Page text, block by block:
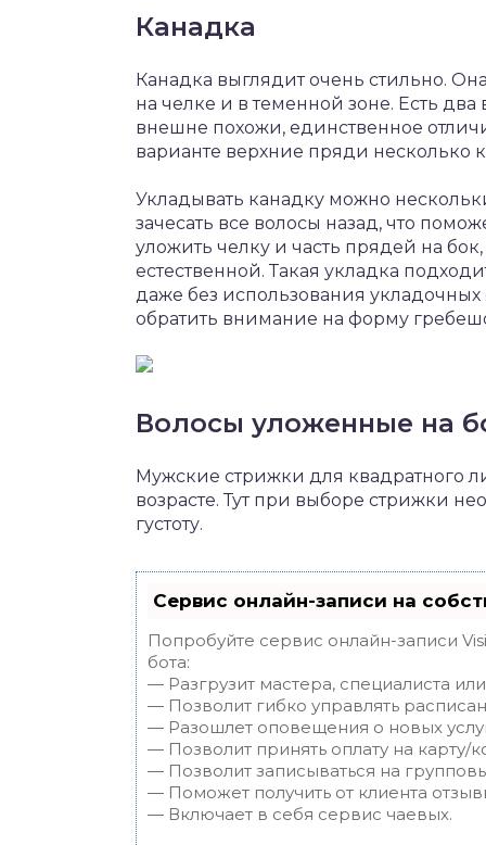
Канадка
Канадка выглядит очень стильно.
на челке и в теменной зоне. Есть
внешне похожи, единственное
варианте верхние пряди несколько
Укладывать канадку можно
зачесать все волосы назад, что
уложить челку и часть прядей на
естественной. Такая укладка
даже без использования
обратить внимание на форму
Волосы уложенные на
Мужские стрижки для квадратного
возрасте. Тут при выборе стрижки
густоту.
Сервис онлайн-записи на
Попробуйте сервис онлайн-записи
бота:
— Разгрузит мастера, специалиста
— Позволит гибко управлять
— Разошлет оповещения о новых
— Позволит принять оплату на карту/
— Позволит записываться на
— Поможет получить от клиента
— Включает в себя сервис чаевых.